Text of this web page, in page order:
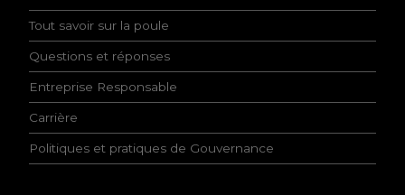
s
a
n
c
e
d
e
l
a
p
Tout savoir sur la poule
Questions et réponses
Entreprise Responsable
Carrière
Politiques et pratiques de Gouvernance